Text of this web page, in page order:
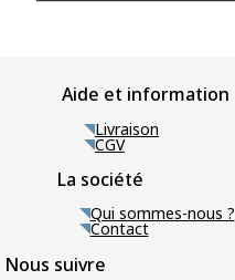
Aide et information
Livraison
CGV
La société
Qui sommes-nous ?
Contact
Nous suivre